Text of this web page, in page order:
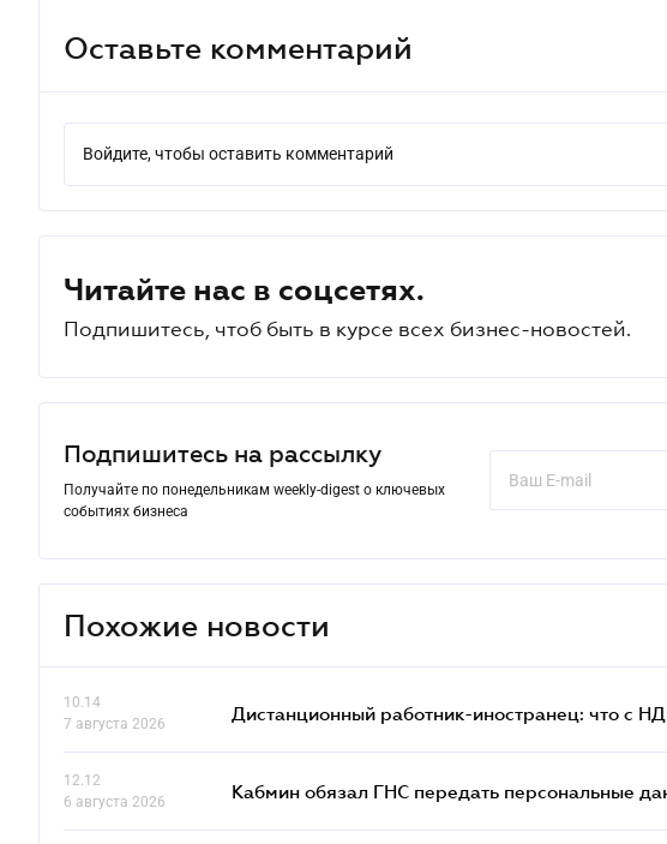
Оставьте комментарий
Войдите, чтобы оставить комментарий
Читайте нас в соцсетях.
Подпишитесь, чтоб быть в курсе всех бизнес-новостей.
Подпишитесь на рассылку
Получайте по понедельникам weekly-digest о ключевых
событиях бизнеса
Похожие новости
10.14
7 августа 2026
Дистанционный работник-иностранец: что с
12.12
6 августа 2026
Кабмин обязал ГНС передать персональные